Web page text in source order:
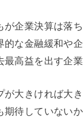
が企業決算は落
的な金融緩和や
高益を出す企業
が大きければ大
期待していない